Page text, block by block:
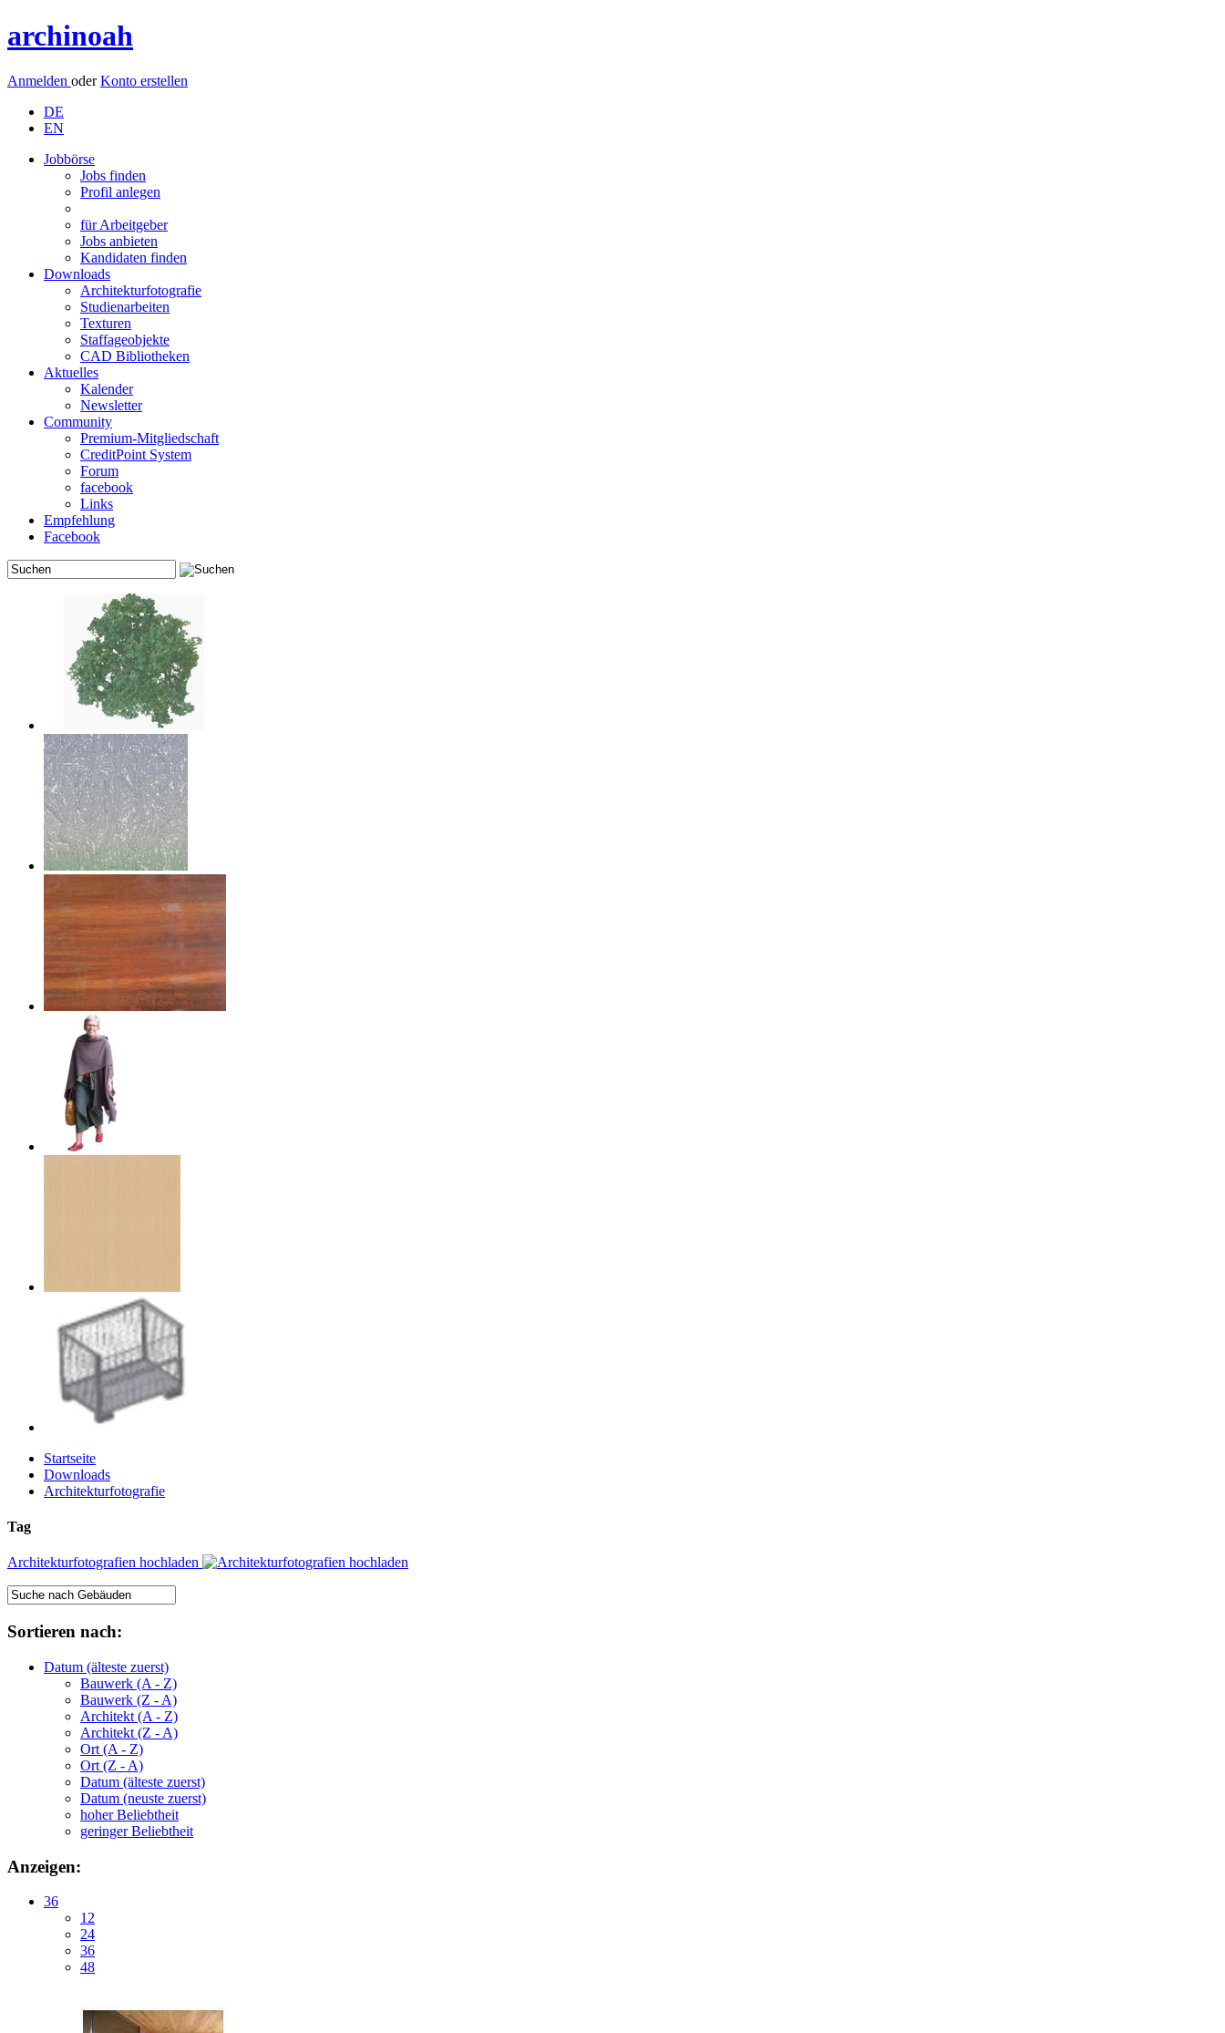
archinoah
Anmelden oderKonto erstellen
DE
EN
Jobbörse
Jobs finden
Profil anlegen
für Arbeitgeber
Jobs anbieten
Kandidaten finden
Downloads
Architekturfotografie
Studienarbeiten
Texturen
Staffageobjekte
CAD Bibliotheken
Aktuelles
Kalender
Newsletter
Community
Premium-Mitgliedschaft
CreditPoint System
Forum
facebook
Links
Empfehlung
Facebook
Startseite
Downloads
Architekturfotografie
Tag
Architekturfotografien hochladen
Sortieren nach:
Datum (älteste zuerst)
Bauwerk (A - Z)
Bauwerk (Z - A)
Architekt (A - Z)
Architekt (Z - A)
Ort (A - Z)
Ort (Z - A)
Datum (älteste zuerst)
Datum (neuste zuerst)
hoher Beliebtheit
geringer Beliebtheit
Anzeigen:
36
12
24
36
48